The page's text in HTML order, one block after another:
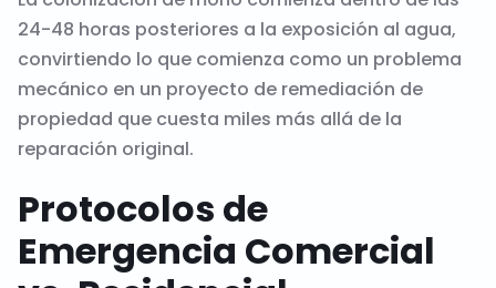
24-48 horas posteriores a la exposición al agua,
convirtiendo lo que comienza como un problema
mecánico en un proyecto de remediación de
propiedad que cuesta miles más allá de la
reparación original.
Protocolos de
Emergencia Comercial